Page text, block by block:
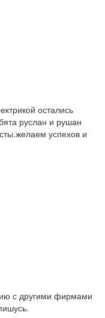
остались
руслан и рушан
успехов и
с другими фирмами